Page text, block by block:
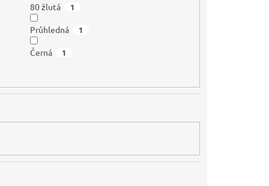
80 žlutá 1
Průhledná 1
Černá 1